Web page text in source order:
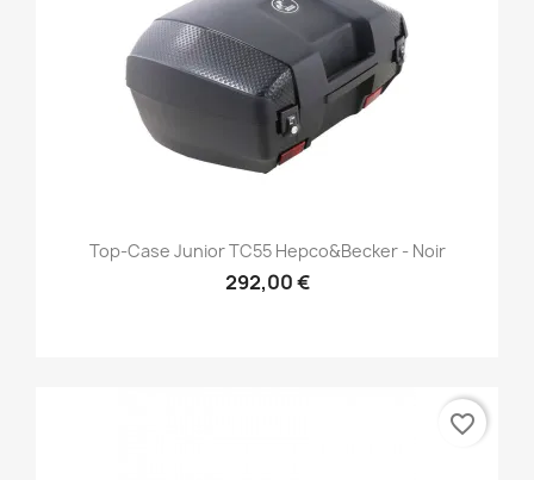
Top-Case Junior TC55 Hepco&Becker - Noir
292,00 €
favorite_border